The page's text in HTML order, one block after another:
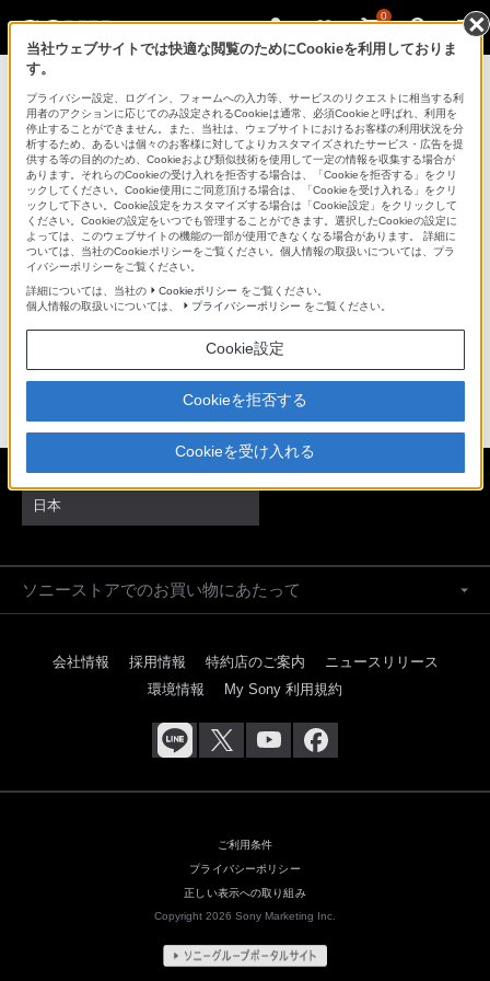
0
掲載終了のお知らせ
リチャージャブルバッテリーパック「VGP-BPL15」
は、2011年05月26日をもって掲載を終了しました。
商品に関するお問い合わせ等は「統合サポート・お問
い合わせ」をご確認下さい。
掲載中の商品につきましても、掲載を終了する場合が
ございます。
予めご了承ください。
日本
ソニーストアでのお買い物にあたって
会社情報 採用情報 特約店のご案内
ニュースリリース
環境情報
My Sony 利用規約
ご利用条件
プライバシーポリシー
正しい表示への取り組み
Copyright 2026 Sony Marketing Inc.
当社ウェブサイトでは快適な閲覧のためにCookieを利用しておりま
す。
プライバシー設定、ログイン、フォームへの入力等、サービスのリクエストに相当する利
用者のアクションに応じてのみ設定されるCookieは通常、必須Cookieと呼ばれ、利用を
停止することができません。また、当社は、ウェブサイトにおけるお客様の利用状況を分
析するため、あるいは個々のお客様に対してよりカスタマイズされたサービス・広告を提
供する等の目的のため、Cookieおよび類似技術を使用して一定の情報を収集する場合が
あります。それらのCookieの受け入れを拒否する場合は、「Cookieを拒否する」をクリ
ックしてください。Cookie使用にご同意頂ける場合は、「Cookieを受け入れる」をクリ
ックして下さい。Cookie設定をカスタマイズする場合は「Cookie設定」をクリックして
ください。Cookieの設定をいつでも管理することができます。選択したCookieの設定に
よっては、このウェブサイトの機能の一部が使用できなくなる場合があります。 詳細に
ついては、当社のCookieポリシーをご覧ください。個人情報の取扱いについては、プラ
イバシーポリシーをご覧ください。
詳細については、当社の
Cookieポリシー をご覧ください。
個人情報の取扱いについては、
プライバシーポリシー をご覧ください。
Cookie設定
Cookieを拒否する
Cookieを受け入れる